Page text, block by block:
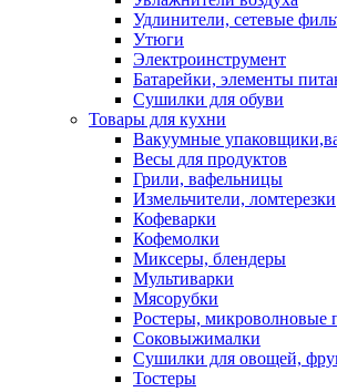
Удлинители, сетевые
Утюги
Электроинструмент
Батарейки, элементы
Сушилки для обуви
Товары для кухни
Вакуумные
Весы для продуктов
Грили, вафельницы
Измельчители, ломтерезки
Кофеварки
Кофемолки
Миксеры, блендеры
Мультиварки
Мясорубки
Ростеры, микроволновые
Соковыжималки
Сушилки для овощей,
Тостеры